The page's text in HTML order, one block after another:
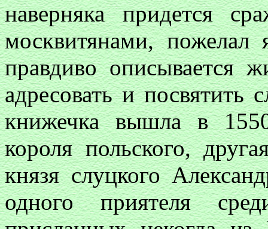
наверняка придется
москвитянами, пожелал
правдиво описывается
адресовать и посвятить
книжечка вышла в
короля польского,
князя слуцкого
одного приятеля